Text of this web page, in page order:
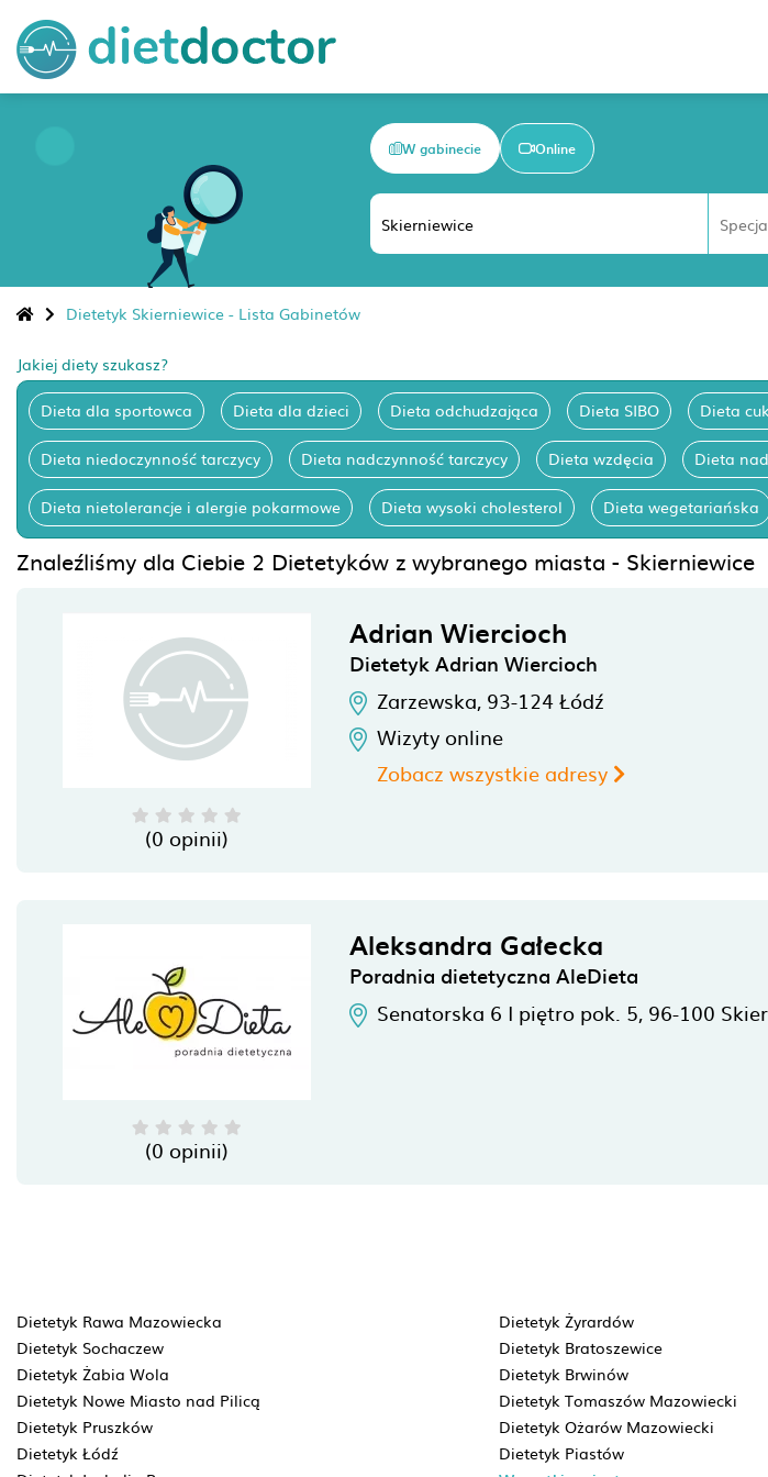
W gabinecie Online
Dietetyk Skierniewice - Lista Gabinetów
Jakiej diety szukasz?
Dieta dla sportowca Dieta dla dzieci Dieta odchudzająca Dieta SIBO Dieta
Dieta niedoczynność tarczycy Dieta nadczynność tarczycy Dieta wzdęcia Dieta
Dieta nietolerancje i alergie pokarmowe Dieta wysoki cholesterol Dieta wegetariańska
Znaleźliśmy dla Ciebie 2 Dietetyków z wybranego miasta - Skierniewice
(0 opinii)
Adrian Wiercioch
Dietetyk Adrian Wiercioch
Zarzewska, 93-124Łódź
Wizyty online
Zobacz wszystkie adresy
(0 opinii)
Aleksandra Gałecka
Poradnia dietetyczna AleDieta
Senatorska 6 I piętro pok. 5, 96-100
Dietetyk Rawa Mazowiecka Dietetyk Żyrardów
Dietetyk Sochaczew
Dietetyk Bratoszewice
Dietetyk Żabia Wola
Dietetyk Brwinów
Dietetyk Nowe Miasto nad Pilicą
Dietetyk Tomaszów Mazowiecki
Dietetyk Pruszków
Dietetyk Ożarów Mazowiecki
Dietetyk Łódź
Dietetyk Piastów